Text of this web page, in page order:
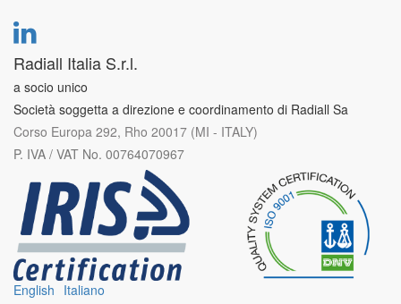
Radiall Italia S.r.l.
a socio unico
Società soggetta a direzione e coordinamento di Radiall Sa
Corso Europa 292, Rho 20017 (MI - ITALY)
P. IVA / VAT No. 00764070967
English Italiano